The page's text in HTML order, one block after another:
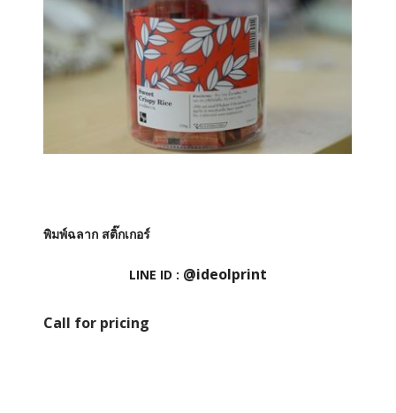
พิมพ์ฉลาก สติ๊กเกอร์
LINE ID : @ideolprint
Call for pricing